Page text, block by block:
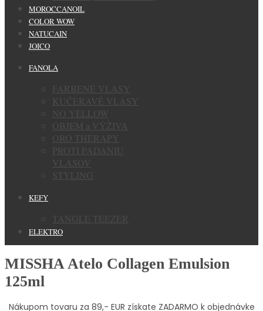
MOROCCANOIL
COLOR WOW
NATUCAIN
JOICO
FANOLA
FARBENÉ VLASY
KUČERAVÉ VLASY
NO YELLOW
OBJEM a VÝŽIVA
ORO THERAPY
PROTI PADANIU
VLASOV
STYLING
KEFY
TANGLE TEEZER
ELEKTRO
MISSHA Atelo Collagen Emulsion
125ml
Nákupom tovaru za 89,- EUR získate ZADARMO k objednávke